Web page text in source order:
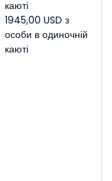
каюті
1945,00 USD з
особи в одиночній
каюті